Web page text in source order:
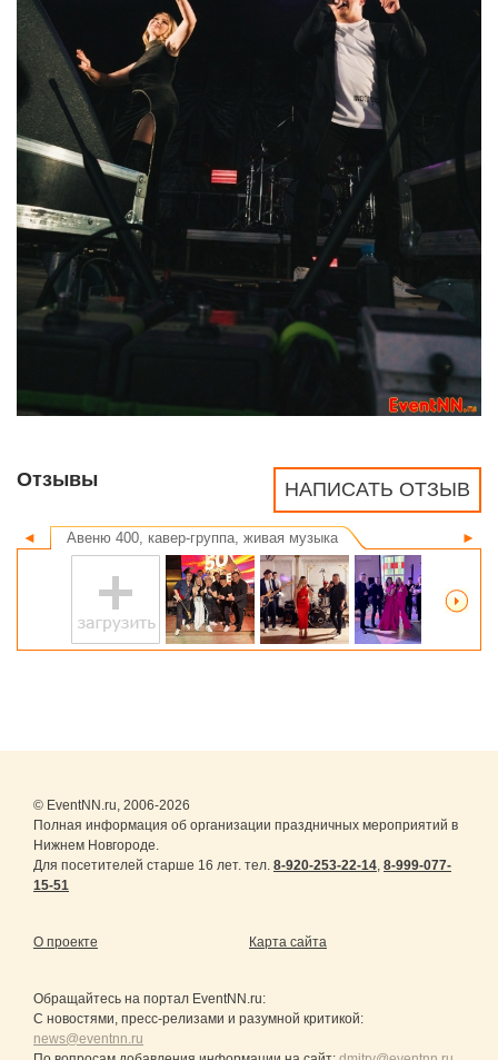
НАПИСАТЬ ОТЗЫВ
Отзывы
◄ ►
Авеню 400, кавер-группа, живая музыка
© EventNN.ru, 2006-2026
Полная информация об организации праздничных мероприятий в
Нижнем Новгороде.
Для посетителей старше 16 лет. тел. 8-920-253-22-14, 8-999-077-
15-51
О проекте Карта сайта
Обращайтесь на портал EventNN.ru:
С новостями, пресс-релизами и разумной критикой:
news@eventnn.ru